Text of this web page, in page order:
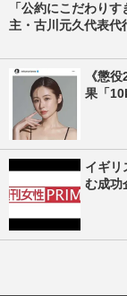
「公約にこだわり
主・古川元久代表代
《懲
果「
イギリ
む成功